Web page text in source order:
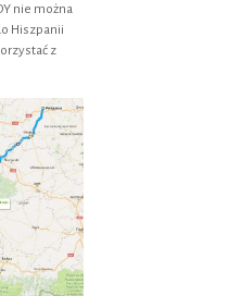
nie można
Hiszpanii
z